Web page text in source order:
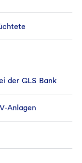
der GLS Bank
Anlagen